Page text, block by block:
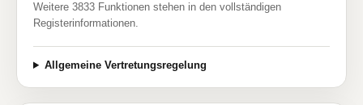
Weitere 3833 Funktionen stehen in den vollständigen
Registerinformationen.
Allgemeine Vertretungsregelung